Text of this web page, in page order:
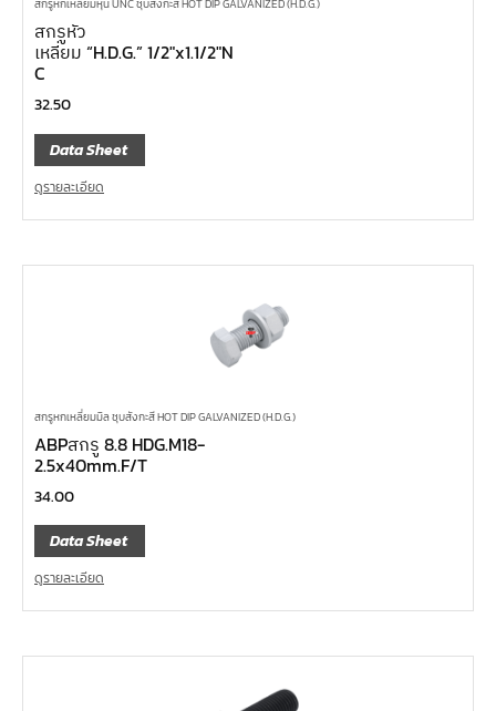
สกรูหกเหลี่ยมหุน UNC ชุบสังกะสี HOT DIP GALVANIZED (H.D.G.)
สกรูหัว
เหลี่ยม “H.D.G.” 1/2″x1.1/2″N
C
32.50
Data Sheet
ดูรายละเอียด
สกรูหกเหลี่ยมมิล ชุบสังกะสี HOT DIP GALVANIZED (H.D.G.)
ABPสกรู 8.8 HDG.M18-
2.5x40mm.F/T
34.00
Data Sheet
ดูรายละเอียด